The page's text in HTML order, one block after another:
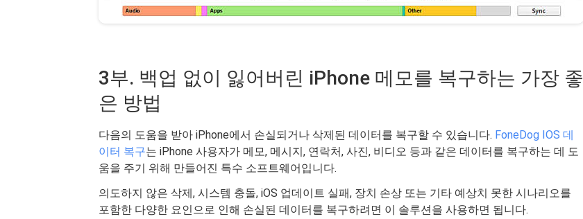
3부. 백업 없이 잃어버린 iPhone 메모를 복구하는 가장 좋
은 방법
다음의 도움을 받아 iPhone에서 손실되거나 삭제된 데이터를 복구할 수 있습니다. FoneDog IOS 데
이터 복구는 iPhone 사용자가 메모, 메시지, 연락처, 사진, 비디오 등과 같은 데이터를 복구하는 데 도
움을 주기 위해 만들어진 특수 소프트웨어입니다.
의도하지 않은 삭제, 시스템 충돌, iOS 업데이트 실패, 장치 손상 또는 기타 예상치 못한 시나리오를
포함한 다양한 요인으로 인해 손실된 데이터를 복구하려면 이 솔루션을 사용하면 됩니다.